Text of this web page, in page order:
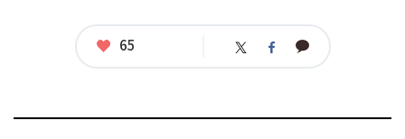
좋
65 트 페 카